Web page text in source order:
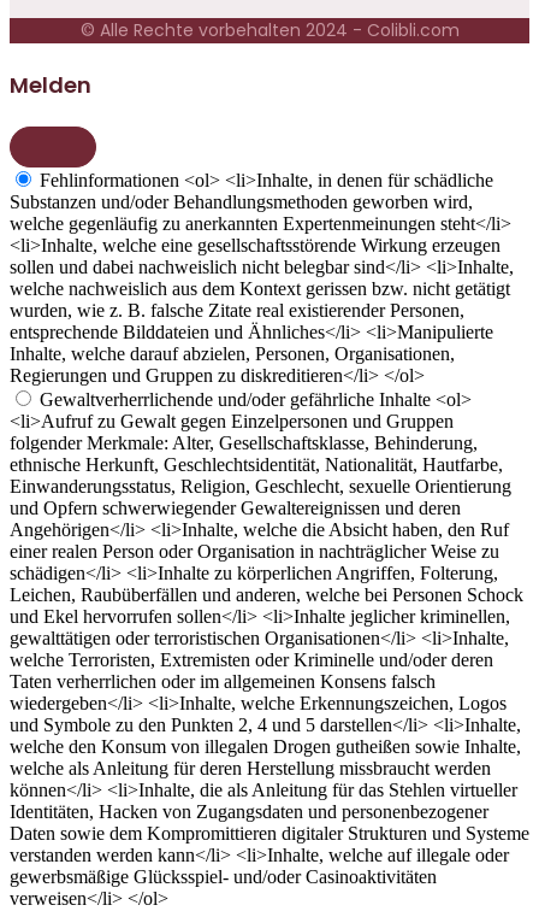
© Alle Rechte vorbehalten 2024 - Colibli.com
Melden
Fehlinformationen <ol> <li>Inhalte, in denen für schädliche
Substanzen und/oder Behandlungsmethoden geworben wird,
welche gegenläufig zu anerkannten Expertenmeinungen steht</li>
<li>Inhalte, welche eine gesellschaftsstörende Wirkung erzeugen
sollen und dabei nachweislich nicht belegbar sind</li> <li>Inhalte,
welche nachweislich aus dem Kontext gerissen bzw. nicht getätigt
wurden, wie z. B. falsche Zitate real existierender Personen,
entsprechende Bilddateien und Ähnliches</li> <li>Manipulierte
Inhalte, welche darauf abzielen, Personen, Organisationen,
Regierungen und Gruppen zu diskreditieren</li> </ol>
Gewaltverherrlichende und/oder gefährliche Inhalte <ol>
<li>Aufruf zu Gewalt gegen Einzelpersonen und Gruppen
folgender Merkmale: Alter, Gesellschaftsklasse, Behinderung,
ethnische Herkunft, Geschlechtsidentität, Nationalität, Hautfarbe,
Einwanderungsstatus, Religion, Geschlecht, sexuelle Orientierung
und Opfern schwerwiegender Gewaltereignissen und deren
Angehörigen</li> <li>Inhalte, welche die Absicht haben, den Ruf
einer realen Person oder Organisation in nachträglicher Weise zu
schädigen</li> <li>Inhalte zu körperlichen Angriffen, Folterung,
Leichen, Raubüberfällen und anderen, welche bei Personen Schock
und Ekel hervorrufen sollen</li> <li>Inhalte jeglicher kriminellen,
gewalttätigen oder terroristischen Organisationen</li> <li>Inhalte,
welche Terroristen, Extremisten oder Kriminelle und/oder deren
Taten verherrlichen oder im allgemeinen Konsens falsch
wiedergeben</li> <li>Inhalte, welche Erkennungszeichen, Logos
und Symbole zu den Punkten 2, 4 und 5 darstellen</li> <li>Inhalte,
welche den Konsum von illegalen Drogen gutheißen sowie Inhalte,
welche als Anleitung für deren Herstellung missbraucht werden
können</li> <li>Inhalte, die als Anleitung für das Stehlen virtueller
Identitäten, Hacken von Zugangsdaten und personenbezogener
Daten sowie dem Kompromittieren digitaler Strukturen und Systeme
verstanden werden kann</li> <li>Inhalte, welche auf illegale oder
gewerbsmäßige Glücksspiel- und/oder Casinoaktivitäten
verweisen</li> </ol>